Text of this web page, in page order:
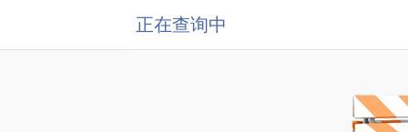
正在查询中